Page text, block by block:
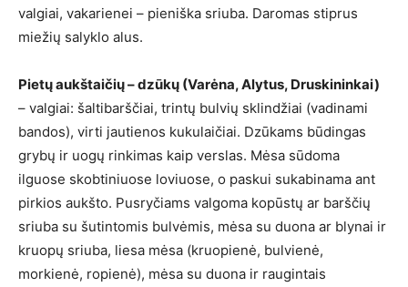
valgiai, vakarienei – pieniška sriuba. Daromas stiprus
miežių salyklo alus.
Pietų aukštaičių – dzūkų (Varėna, Alytus, Druskininkai)
– valgiai: šaltibarščiai, trintų bulvių sklindžiai (vadinami
bandos), virti jautienos kukulaičiai. Dzūkams būdingas
grybų ir uogų rinkimas kaip verslas. Mėsa sūdoma
ilguose skobtiniuose loviuose, o paskui sukabinama ant
pirkios aukšto. Pusryčiams valgoma kopūstų ar barščių
sriuba su šutintomis bulvėmis, mėsa su duona ar blynai ir
kruopų sriuba, liesa mėsa (kruopienė, bulvienė,
morkienė, ropienė), mėsa su duona ir raugintais